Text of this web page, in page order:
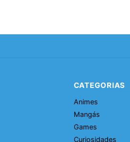
CATEGORIAS
Animes
Mangás
Games
Curiosidades